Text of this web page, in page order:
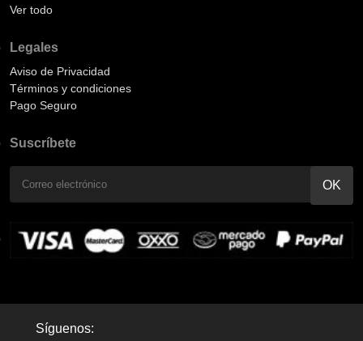
Ver todo
Legales
Aviso de Privacidad
Términos y condiciones
Pago Seguro
Suscríbete
Síguenos: